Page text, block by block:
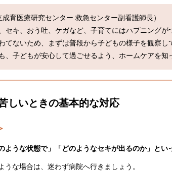
育医療研究センター 救急センター副看護師長）
セキ、おう吐、ケガなど、子育てにはハプニングが
てないため、まずは普段から子どもの様子を観察し
しいときの基本的な対応
ような状態で」「どのようなセキが出るのか」とい
うな場合は、迷わず病院へ行きましょう。